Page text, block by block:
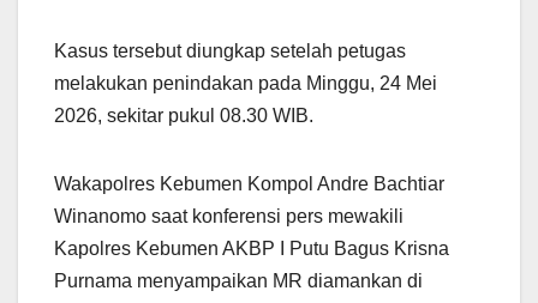
Kasus tersebut diungkap setelah petugas
melakukan penindakan pada Minggu, 24 Mei
2026, sekitar pukul 08.30 WIB.
Wakapolres Kebumen Kompol Andre Bachtiar
Winanomo saat konferensi pers mewakili
Kapolres Kebumen AKBP I Putu Bagus Krisna
Purnama menyampaikan MR diamankan di